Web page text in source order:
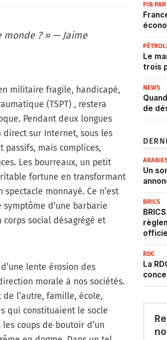
? » — Jaime
militaire fragile, handicapé,
(TSPT) , restera
Pendant deux longues
sur Internet, sous les
passifs, mais complices,
Les bourreaux, un petit
fortune en transformant
monnayé. Ce n’est
d’une barbarie
social désagrégé et
lente érosion des
morale à nos sociétés.
l’autre, famille, école,
qui constituaient le socle
coups de boutoir d’un
PIB
Le
trois
NEWS
de
Un
BRICS
RDC
La